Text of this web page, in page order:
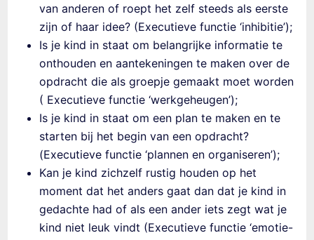
van anderen of roept het zelf steedsalseerste
zijn of haar idee? (Executieve functie ‘inhibitie’);
Is je kind in staat om belangrijke informatie te
onthouden en aantekeningen te maken over de
opdracht die als groepje gemaakt moet worden
( Executieve functie ‘werkgeheugen’);
Is je kind in staat om een plan te maken en te
starten bij het begin van een opdracht?
(Executieve functie ‘plannen en organiseren’);
Kan je kind zichzelf rustig houden op het
moment dat het anders gaat dan dat je kind in
gedachte had of als een ander iets zegt wat je
kind niet leuk vindt (Executieve functie ‘emotie-